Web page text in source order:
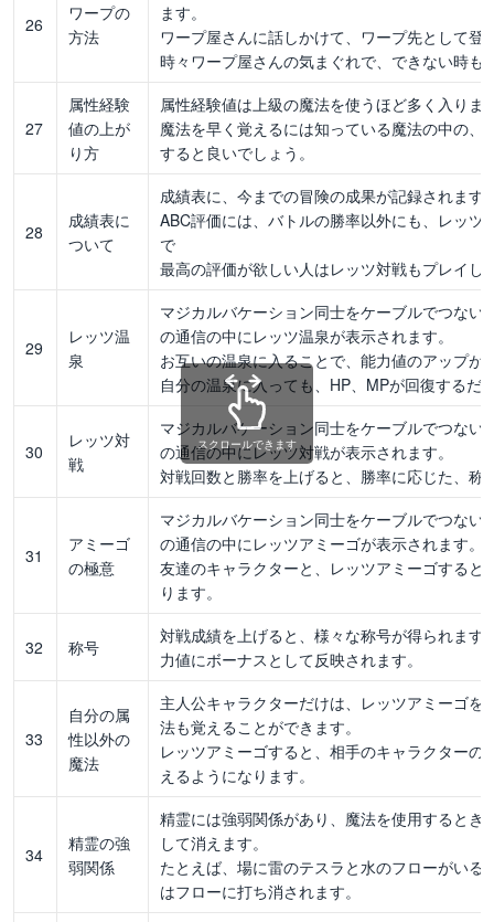
26
ワープの
方法
ます。
ワープ屋さんに話しかけて、ワープ先として登
時々ワープ屋さんの気まぐれで、できない時も
27
属性経験
値の上が
り方
属性経験値は上級の魔法を使うほど多く入りま
魔法を早く覚えるには知っている魔法の中の、
すると良いでしょう。
28
成績表に
ついて
成績表に、今までの冒険の成果が記録されます
ABC評価には、バトルの勝率以外にも、レッツ
で
最高の評価が欲しい人はレッツ対戦もプレイし
29
レッツ温
泉
マジカルバケーション同士をケーブルでつない
の通信の中にレッツ温泉が表示されます。
お互いの温泉に入ることで、能力値のアップが
自分の温泉に入っても、HP、MPが回復するだ
30
レッツ対
戦
マジカルバケーション同士をケーブルでつない
の通信の中にレッツ対戦が表示されます。
対戦回数と勝率を上げると、勝率に応じた、称
31
アミーゴ
の極意
マジカルバケーション同士をケーブルでつない
の通信の中にレッツアミーゴが表示されます。
友達のキャラクターと、レッツアミーゴすると
ります。
32 称号
対戦成績を上げると、様々な称号が得られます
力値にボーナスとして反映されます。
33
自分の属
性以外の
魔法
主人公キャラクターだけは、レッツアミーゴを
法も覚えることができます。
レッツアミーゴすると、相手のキャラクター
えるようになります。
34
精霊の強
弱関係
精霊には強弱関係があり、魔法を使用するとき
して消えます。
たとえば、場に雷のテスラと水のフローがいる
はフローに打ち消されます。
スクロールできます